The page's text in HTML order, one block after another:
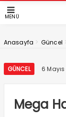
MENÜ
Anasayfa > Güncel
GÜNCEL 6 Mayıs
Mega